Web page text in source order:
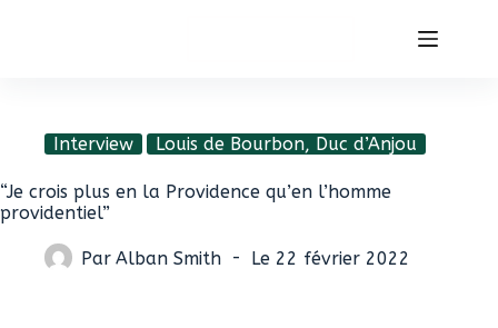
Interview Louis de Bourbon, Duc d’Anjou
“Je crois plus en la Providence qu’en l’homme
providentiel”
Par Alban Smith Le 22 février 2022